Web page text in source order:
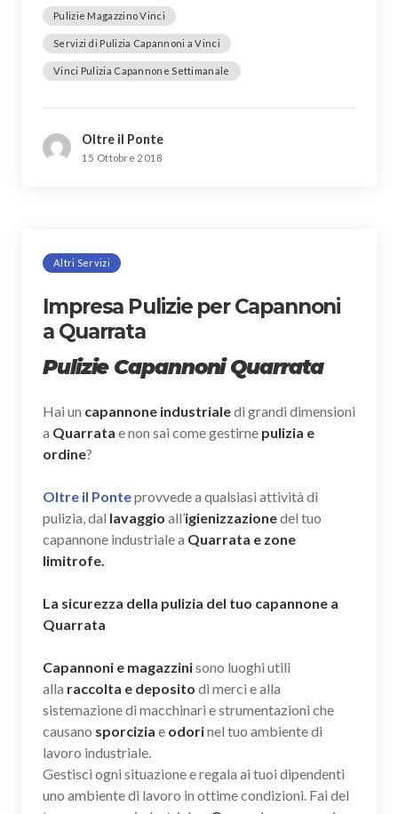
Pulizie Magazzino Vinci
Servizi di Pulizia Capannoni a Vinci
Vinci Pulizia Capannone Settimanale
Oltre il Ponte
15 Ottobre 2018
Altri Servizi
Impresa Pulizie per Capannoni
a Quarrata
Pulizie Capannoni Quarrata
Hai un capannone industrialedi grandi dimensioni
a Quarrata e non sai come gestirne pulizia e
ordine?
Oltre il Ponteprovvede a qualsiasi attività di
pulizia, dal lavaggio all’igienizzazionedel tuo
capannone industriale a Quarrata e zone
limitrofe.
La sicurezza della pulizia del tuo capannone a
Quarrata
Capannoni e magazzinisono luoghi utili
alla raccolta e deposito di merci e alla
sistemazione di macchinari e strumentazioni che
causano sporcizia e odorinel tuo ambiente di
lavoro industriale.
Gestisci ogni situazione e regala ai tuoi dipendenti
uno ambiente di lavoro in ottime condizioni. Fai del